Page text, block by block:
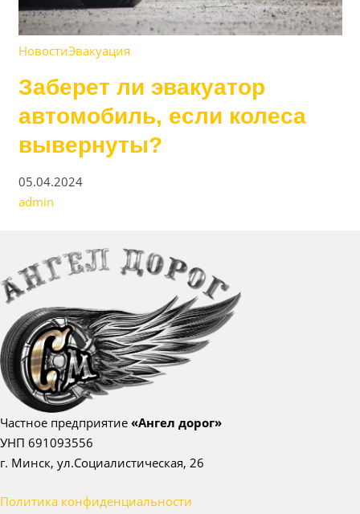
НовостиЭвакуация
Заберет ли эвакуатор
автомобиль, если колеса
вывернуты?
05.04.2024
admin
Частное предприятие «Ангел дорог»
УНП 691093556
г. Минск, ул.Социалистическая, 26
Политика конфиденциальности